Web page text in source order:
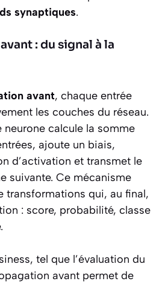
synaptiques.
: du signal à la
avant, chaque entrée
les couches du réseau.
neurone calcule la somme
ajoute un biais,
d’activation et transmet le
suivante. Ce mécanisme
transformations qui, au final,
: score, probabilité, classe
tel que l’évaluation du
avant permet de